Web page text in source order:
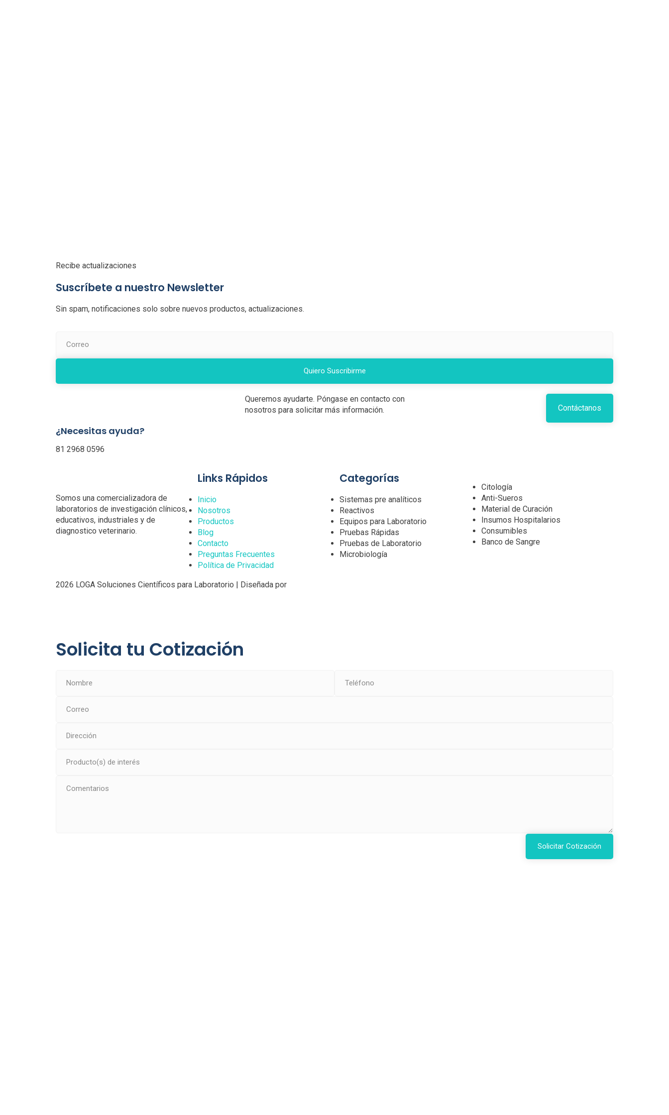
Recibe actualizaciones
Suscríbete a nuestro Newsletter
Sin spam, notificaciones solo sobre nuevos productos, actualizaciones.
Quiero Suscribirme
¿Necesitas ayuda?
81 2968 0596
Queremos ayudarte. Póngase en contacto con
nosotros para solicitar más información.
Contáctanos
Somos una comercializadora de
laboratorios de investigación clínicos,
educativos, industriales y de
diagnostico veterinario.
Links Rápidos
Inicio
Nosotros
Productos
Blog
Contacto
Preguntas Frecuentes
Política de Privacidad
Categorías
Sistemas pre analíticos
Reactivos
Equipos para Laboratorio
Pruebas Rápidas
Pruebas de Laboratorio
Microbiología
Citología
Anti-Sueros
Material de Curación
Insumos Hospitalarios
Consumibles
Banco de Sangre
2026 LOGA Soluciones Científicos para Laboratorio | Diseñada por
Solicita tu Cotización
Solicitar Cotización